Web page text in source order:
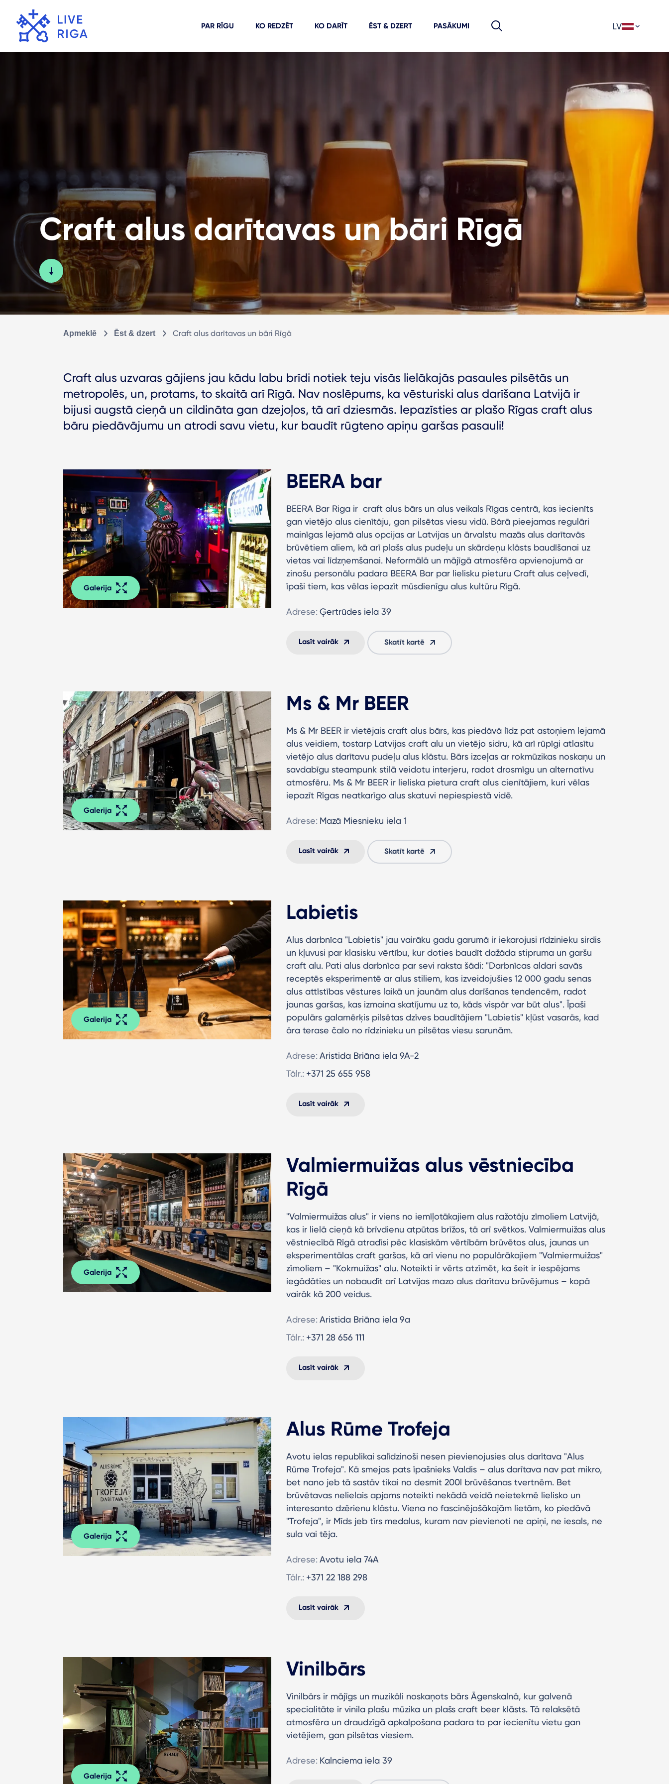
PAR RĪGU KO REDZĒT KO DARĪT ĒST & DZERT PASĀKUMI LV
Craft alus darītavas un bāri Rīgā
Apmeklē Ēst & dzert Craft alus darītavas un bāri Rīgā
Craft alus uzvaras gājiens jau kādu labu brīdi notiek teju visās lielākajās pasaules pilsētās un
metropolēs, un, protams, to skaitā arī Rīgā. Nav noslēpums, ka vēsturiski alus darīšana Latvijā ir
bijusi augstā cieņā un cildināta gan dzejoļos, tā arī dziesmās. Iepazīsties ar plašo Rīgas craft alus
bāru piedāvājumu un atrodi savu vietu, kur baudīt rūgteno apiņu garšas pasauli!
Galerija
BEERA bar
BEERA Bar Riga ir craft alus bārs un alus veikals Rīgas centrā, kas iecienīts
gan vietējo alus cienītāju, gan pilsētas viesu vidū. Bārā pieejamas regulāri
mainīgas lejamā alus opcijas ar Latvijas un ārvalstu mazās alus darītavās
brūvētiem aliem, kā arī plašs alus pudeļu un skārdeņu klāsts baudīšanai uz
vietas vai līdzņemšanai. Neformālā un mājīgā atmosfēra apvienojumā ar
zinošu personālu padara BEERA Bar par lielisku pieturu Craft alus ceļvedī,
īpaši tiem, kas vēlas iepazīt mūsdienīgu alus kultūru Rīgā.
Adrese: Ģertrūdes iela 39
Lasīt vairāk Skatīt kartē
Galerija
Ms & Mr BEER
Ms & Mr BEER ir vietējais craft alus bārs, kas piedāvā līdz pat astoņiem lejamā
alus veidiem, tostarp Latvijas craft alu un vietējo sidru, kā arī rūpīgi atlasītu
vietējo alus darītavu pudeļu alus klāstu. Bārs izceļas ar rokmūzikas noskaņu un
savdabīgu steampunk stilā veidotu interjeru, radot drosmīgu un alternatīvu
atmosfēru. Ms & Mr BEER ir lieliska pietura craft alus cienītājiem, kuri vēlas
iepazīt Rīgas neatkarīgo alus skatuvi nepiespiestā vidē.
Adrese: Mazā Miesnieku iela 1
Lasīt vairāk Skatīt kartē
Galerija
Labietis
Alus darbnīca "Labietis" jau vairāku gadu garumā ir iekarojusi rīdzinieku sirdis
un kļuvusi par klasisku vērtību, kur doties baudīt dažāda stipruma un garšu
craft alu. Pati alus darbnīca par sevi raksta šādi: "Darbnīcas aldari savās
receptēs eksperimentē ar alus stiliem, kas izveidojušies 12 000 gadu senas
alus attīstības vēstures laikā un jaunām alus darīšanas tendencēm, radot
jaunas garšas, kas izmaina skatījumu uz to, kāds vispār var būt alus". Īpaši
populārs galamērķis pilsētas dzīves baudītājiem "Labietis" kļūst vasarās, kad
āra terase čalo no rīdzinieku un pilsētas viesu sarunām.
Adrese: Aristida Briāna iela 9A-2
Tālr.: +371 25 655 958
Lasīt vairāk
Galerija
Valmiermuižas alus vēstniecība
Rīgā
"Valmiermuižas alus" ir viens no iemīļotākajiem alus ražotāju zīmoliem Latvijā,
kas ir lielā cieņā kā brīvdienu atpūtas brīžos, tā arī svētkos. Valmiermuižas alus
vēstniecībā Rīgā atradīsi pēc klasiskām vērtībām brūvētos alus, jaunas un
eksperimentālas craft garšas, kā arī vienu no populārākajiem "Valmiermuižas"
zīmoliem – "Kokmuižas" alu. Noteikti ir vērts atzīmēt, ka šeit ir iespējams
iegādāties un nobaudīt arī Latvijas mazo alus darītavu brūvējumus – kopā
vairāk kā 200 veidus.
Adrese: Aristida Briāna iela 9a
Tālr.: +371 28 656 111
Lasīt vairāk
Galerija
Alus Rūme Trofeja
Avotu ielas republikai salīdzinoši nesen pievienojusies alus darītava "Alus
Rūme Trofeja". Kā smejas pats īpašnieks Valdis – alus darītava nav pat mikro,
bet nano jeb tā sastāv tikai no desmit 200l brūvēšanas tvertnēm. Bet
brūvētavas nelielais apjoms noteikti nekādā veidā neietekmē lielisko un
interesanto dzērienu klāstu. Viena no fascinējošākajām lietām, ko piedāvā
"Trofeja", ir Mīds jeb tīrs medalus, kuram nav pievienoti ne apiņi, ne iesals, ne
sula vai tēja.
Adrese: Avotu iela 74A
Tālr.: +371 22 188 298
Lasīt vairāk
Galerija
Vinilbārs
Vinilbārs ir mājīgs un muzikāli noskaņots bārs Āgenskalnā, kur galvenā
specialitāte ir vinila plašu mūzika un plašs craft beer klāsts. Tā relaksētā
atmosfēra un draudzīgā apkalpošana padara to par iecienītu vietu gan
vietējiem, gan pilsētas viesiem.
Adrese: Kalnciema iela 39